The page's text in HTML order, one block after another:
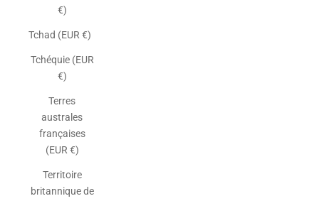
€)
Tchad (EUR €)
Tchéquie (EUR
€)
Terres
australes
françaises
(EUR €)
Territoire
britannique de